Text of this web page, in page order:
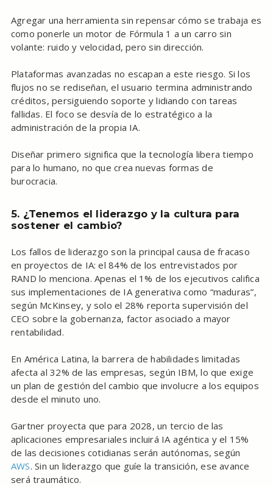
Agregar una herramienta sin repensar cómo se trabaja es
como ponerle un motor de Fórmula 1 a un carro sin
volante: ruido y velocidad, pero sin dirección.
Plataformas avanzadas no escapan a este riesgo. Si los
flujos no se rediseñan, el usuario termina administrando
créditos, persiguiendo soporte y lidiando con tareas
fallidas. El foco se desvía de lo estratégico a la
administración de la propia IA.
Diseñar primero significa que la tecnología libera tiempo
para lo humano, no que crea nuevas formas de
burocracia.
5. ¿Tenemos el liderazgo y la cultura para
sostener el cambio?
Los fallos de liderazgo son la principal causa de fracaso
en proyectos de IA: el 84% de los entrevistados por
RAND lo menciona. Apenas el 1% de los ejecutivos califica
sus implementaciones de IA generativa como “maduras”,
según McKinsey, y solo el 28% reporta supervisión del
CEO sobre la gobernanza, factor asociado a mayor
rentabilidad.
En América Latina, la barrera de habilidades limitadas
afecta al 32% de las empresas, según IBM, lo que exige
un plan de gestión del cambio que involucre a los equipos
desde el minuto uno.
Gartner proyecta que para 2028, un tercio de las
aplicaciones empresariales incluirá IA agéntica y el 15%
de las decisiones cotidianas serán autónomas, según
AWS. Sin un liderazgo que guíe la transición, ese avance
será traumático.